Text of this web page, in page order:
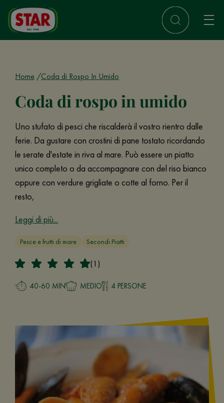
Home Coda di Rospo In Umido
Coda di rospo in umido
Uno stufato di pesci che riscalderà il vostro rientro dalle
ferie. Da gustare con crostini di pane tostato ricordando
le serate d'estate in riva al mare. Può essere un piatto
unico completo o da accompagnare con del riso bianco
oppure con verdure grigliate o cotte al forno. Per il
resto,
Leggi di più...
Pesce e frutti di mare Secondi Piatti
(1)
40-60 MIN MEDIO 4 PERSONE